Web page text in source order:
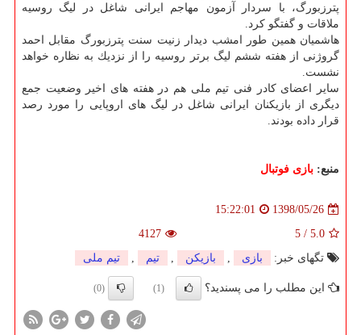
پترزبورگ، با سردار آزمون مهاجم ایرانی شاغل در لیگ روسیه
ملاقات و گفتگو كرد.
هاشمیان همین طور امشب دیدار زنیت سنت پترزبورگ مقابل احمد
گروژنی از هفته ششم لیگ برتر روسیه را از نزدیك به نظاره خواهد
نشست.
سایر اعضای كادر فنی تیم ملی هم در هفته های اخیر وضعیت جمع
دیگری از بازیكنان ایرانی شاغل در لیگ های اروپایی را مورد رصد
قرار داده بودند.
منبع: بازی فوتبال
1398/05/26
15:22:01
5.0
/
5
4127
تگهای خبر:
بازی , بازیكن , تیم , تیم ملی
این مطلب را می پسندید؟ (1)
(0)